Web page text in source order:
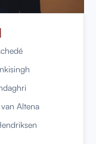
Altena